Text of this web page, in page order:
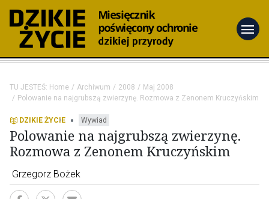
menu
TU JESTEŚ: Home Archiwum 2008
Maj 2008
Polowanie na najgrubszą zwierzynę. Rozmowa z Zenonem Kruczyńskim
DZIKIE ŻYCIE • Wywiad
Polowanie na najgrubszą zwierzynę.
Rozmowa z Zenonem Kruczyńskim
Grzegorz Bożek